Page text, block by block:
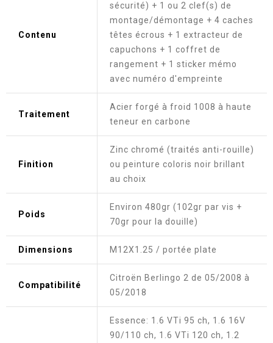
Contenu
sécurité) + 1 ou 2 clef(s) de
montage/démontage + 4 caches
têtes écrous + 1 extracteur de
capuchons + 1 coffret de
rangement + 1 sticker mémo
avec numéro d'empreinte
Traitement
Acier forgé à froid 1008 à haute
teneur en carbone
Finition
Zinc chromé (traités anti-rouille)
ou peinture coloris noir brillant
au choix
Poids
Environ 480gr (102gr par vis +
70gr pour la douille)
Dimensions M12X1.25 / portée plate
Compatibilité
Citroën Berlingo 2 de 05/2008 à
05/2018
Essence: 1.6 VTi 95 ch, 1.6 16V
90/110 ch, 1.6 VTi 120 ch, 1.2